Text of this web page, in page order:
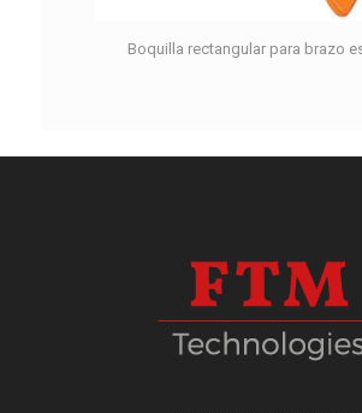
Boquilla rectangular para brazo